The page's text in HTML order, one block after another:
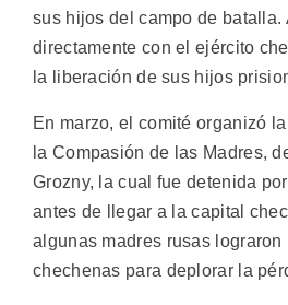
sus hijos del campo de batalla.
directamente con el ejército
la liberación de sus hijos
En marzo, el comité organizó
la Compasión de las Madres,
Grozny, la cual fue detenida
antes de llegar a la capital
algunas madres rusas
chechenas para deplorar la